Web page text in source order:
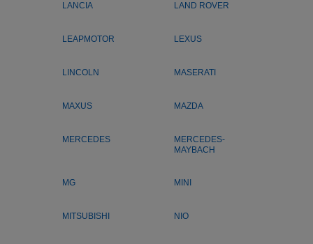
LANCIA LAND ROVER
LEAPMOTOR LEXUS
LINCOLN MASERATI
MAXUS MAZDA
MERCEDES
MERCEDES-
MAYBACH
MG MINI
MITSUBISHI NIO